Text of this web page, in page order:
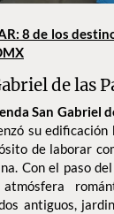
8 de los
de las
San Gabriel
su
de laborar
Con el paso
antiguos,